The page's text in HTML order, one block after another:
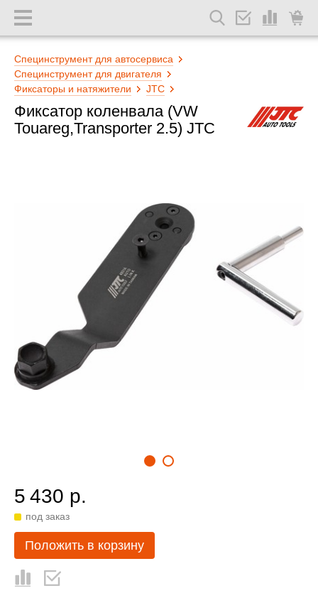
Специнструмент для автосервиса
Специнструмент для двигателя
Фиксаторы и натяжители
JTC
Фиксатор коленвала (VW
Touareg,Transporter 2.5) JTC
5 430 р.
под заказ
Положить в корзину